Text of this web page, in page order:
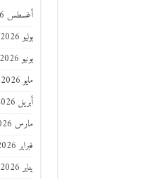
أغسطس 2026
يوليو 2026
يونيو 2026
مايو 2026
أبريل 2026
مارس 2026
فبراير 2026
يناير 2026